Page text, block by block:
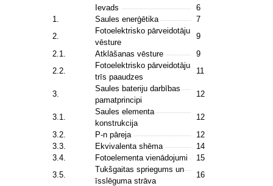
Ievads
6
1.
Saules enerģētika
7
2.
Fotoelektrisko pārveidotāju
vēsture
9
2.1.
Atklāšanas vēsture
9
2.2.
Fotoelektrisko pārveidotāju
trīs paaudzes
11
3.
Saules bateriju darbības
pamatprincipi
12
3.1.
Saules elementa
konstrukcija
12
3.2.
P-n pāreja
12
3.3.
Ekvivalenta shēma
14
3.4.
Fotoelementa vienādojumi
15
3.5.
Tukšgaitas spriegums un
īsslēguma strāva
16